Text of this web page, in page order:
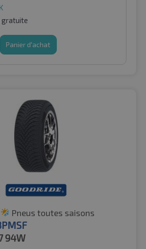
gratuite
Panier d'achat
Pneus toutes saisons
94W